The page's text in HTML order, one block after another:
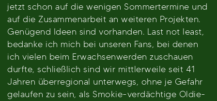
jetzt schon auf die wenigen Sommertermine und
auf die Zusammenarbeit an weiteren Projekten.
Genügend Ideen sind vorhanden. Last not least,
bedanke ich mich bei unseren Fans, bei denen
ich vielen beim Erwachsenwerden zuschauen
durfte, schließlich sind wir mittlerweile seit 41
Jahren überregional unterwegs, ohne je Gefahr
gelaufen zu sein, als Smokie-verdächtige Oldie-